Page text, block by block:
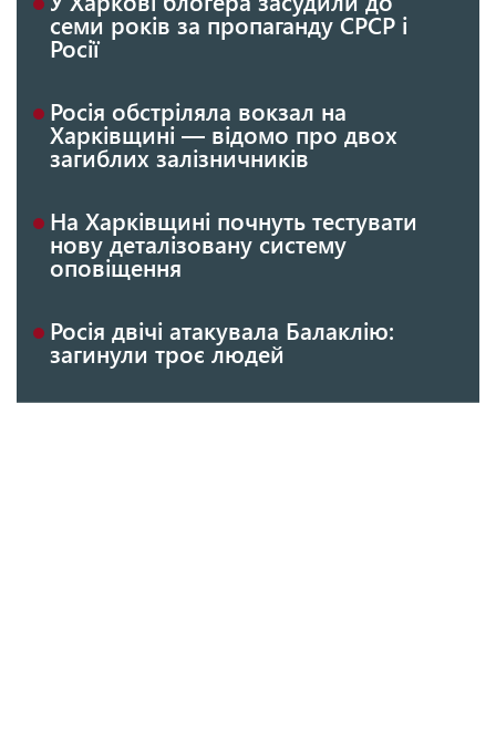
семи років за пропаганду СРСР і
Росії
Росія обстріляла вокзал на
Харківщині — відомо про двох
загиблих залізничників
На Харківщині почнуть тестувати
нову деталізовану систему
оповіщення
Росія двічі атакувала Балаклію:
загинули троє людей